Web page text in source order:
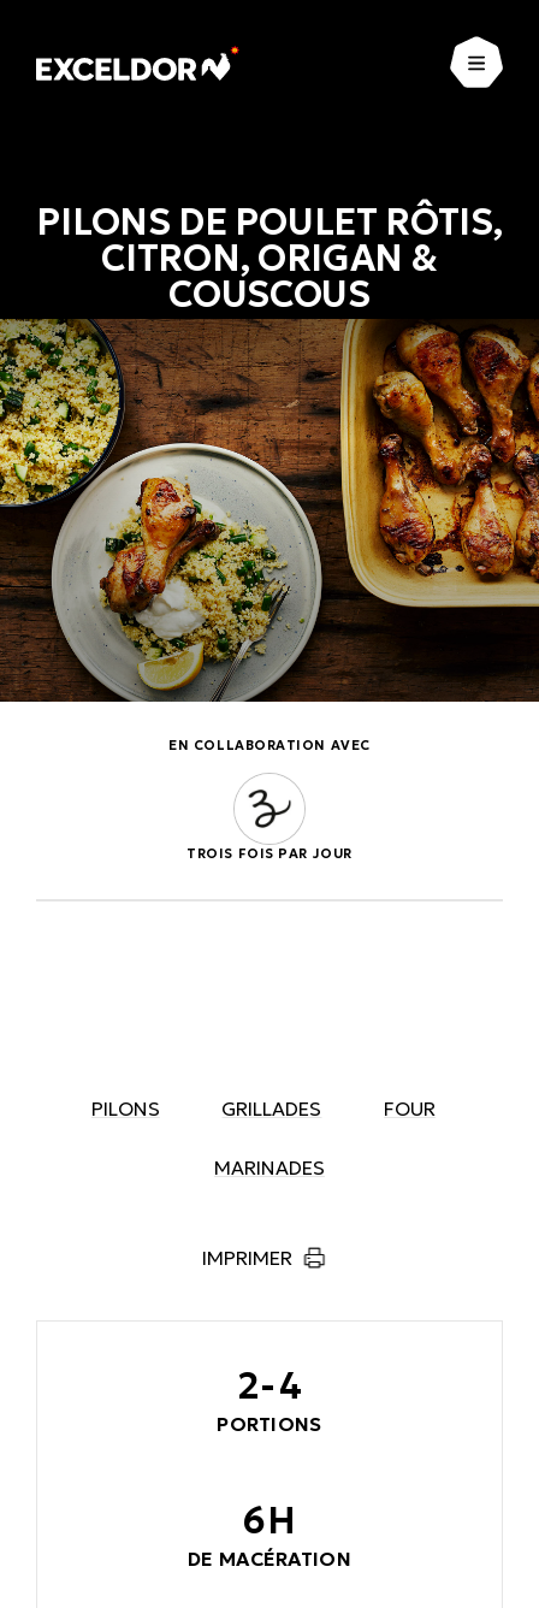
PILONS DE POULET RÔTIS,
CITRON, ORIGAN &
COUSCOUS
EN COLLABORATION AVEC
TROIS FOIS PAR JOUR
PILONS GRILLADES FOUR
MARINADES
IMPRIMER
2-4
PORTIONS
6H
DE MACÉRATION